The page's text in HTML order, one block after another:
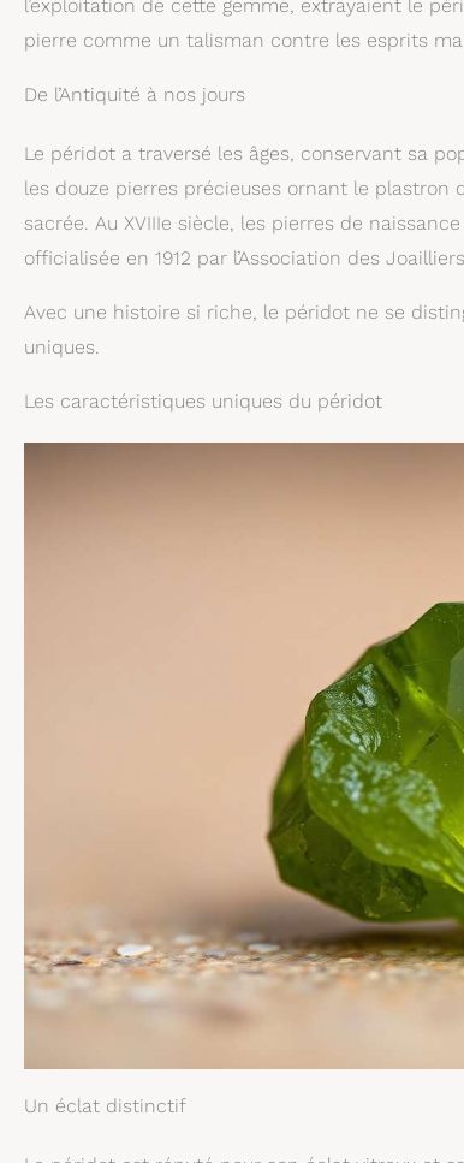
l’exploitation de cette gemme, extrayaient le
pierre comme un talisman contre les esprits
De l’Antiquité à nos jours
Le péridot a traversé les âges, conservant sa
les douze pierres précieuses ornant le plastron
sacrée. Au XVIIIe siècle, les pierres de
officialisée en 1912 par l’Association des
Avec une histoire si riche, le péridot ne se
uniques.
Les caractéristiques uniques du péridot
Un éclat distinctif